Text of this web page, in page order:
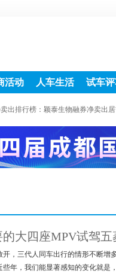
活动 人车生活 试车
出排行榜：颖泰生物融券净卖出
大四座MPV试驾五
开，三代人同车出行的情形不断增
年，我们能显著感知的变化就是